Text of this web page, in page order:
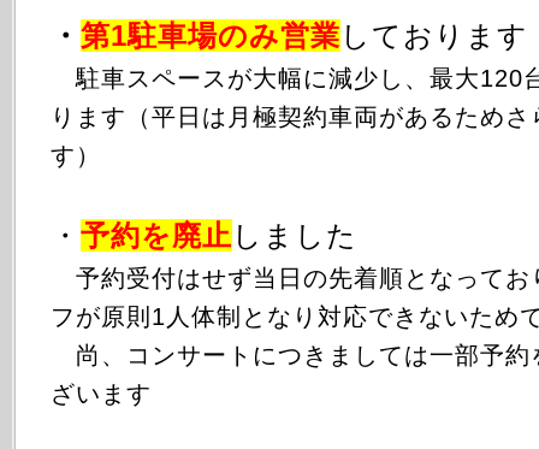
・ 第1駐車場のみ営業 しております
駐車スペースが大幅に減少し、最大120
ります（平日は月極契約車両があるため
す）
・ 予約を廃止 しました
予約受付はせず当日の先着順となってお
フが原則1人体制となり対応できないため
尚、コンサートにつきましては一部予約
ざいます